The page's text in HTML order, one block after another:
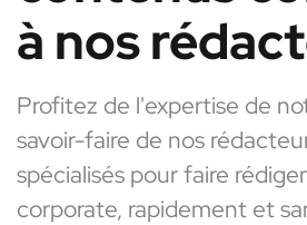
à nos
Profitez de l'expertise de
savoir-faire de nos
spécialisés pour faire
corporate, rapidement et